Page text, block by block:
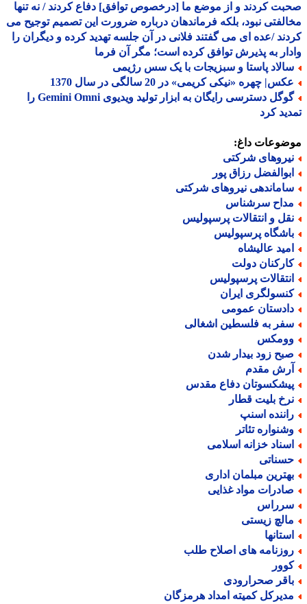
کردند و از موضع ما [درخصوص توافق] دفاع کردند / نه تنها
نبود، بلکه فرماندهان درباره ضرورت این تصمیم توجیح می
/عده ای می گفتند فلانی در آن جلسه تهدید کرده و دیگران را
به پذیرش توافق کرده است؛ مگر آن فرما
پاستا و سبزیجات با یک سس رژیمی
چهره «نیکی کریمی» در 20 سالگی در سال 1370
گوگل دسترسی رایگان به ابزار تولید ویدیوی Gemini Omni را
کرد
داغ:
شرکتی
رزاق پور
نیروهای شرکتی
سرشناس
و انتقالات پرسپولیس
پرسپولیس
عالیشاه
دولت
پرسپولیس
ایران
عمومی
به فلسطین اشغالی
زود بیدار شدن
مقدم
دفاع مقدس
بلیت قطار
اسنپ
تئاتر
خزانه اسلامی
مبلمان اداری
مواد غذایی
زیستی
های اصلاح طلب
صحرارودی
کمیته امداد هرمزگان